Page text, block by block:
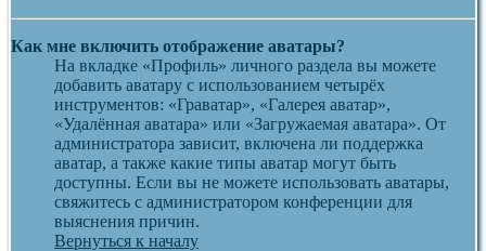
Как мне включить отображение аватары?
На вкладке «Профиль» личного раздела вы можете
добавить аватару с использованием четырёх
инструментов: «Граватар», «Галерея аватар»,
«Удалённая аватара» или «Загружаемая аватара». От
администратора зависит, включена ли поддержка
аватар, а также какие типы аватар могут быть
доступны. Если вы не можете использовать аватары,
свяжитесь с администратором конференции для
выяснения причин.
Вернуться к началу